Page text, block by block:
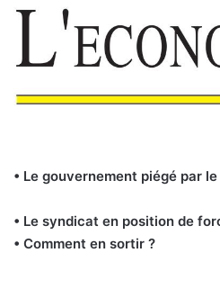
• Le gouvernement piégé par
• Le syndicat en position de
• Comment en sortir ?